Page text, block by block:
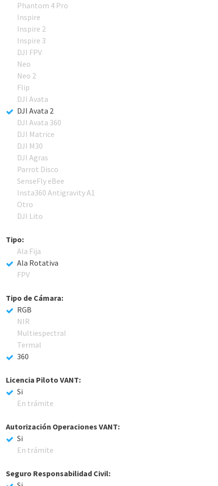
Phantom 4 Pro
Inspire
Inspire 2
Inspire 3
DJI FPV
Neo
Neo 2
Flip
DJI Avata
DJI Avata 2
DJI Avata 360
DJI Matrice
DJI M30
DJI Agras
Parrot Disco
SenseFly eBee
Insta360 Antigravity A1
Otro
DJI Lito
Tipo:
Ala Fija
Ala Rotativa
FPV
Tipo de Cámara:
RGB
NIR
Multiespectral
Termal
360
Licencia Piloto VANT:
Si
En trámite
Autorización Operaciones VANT:
Si
En trámite
Seguro Responsabilidad Civil: